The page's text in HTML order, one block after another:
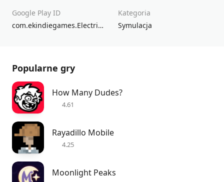
Google Play ID
com.ekindiegames.ElectricTrainsPro
Kategoria
Symulacja
Popularne gry
How Many Dudes?
4.61
Rayadillo Mobile
4.25
Moonlight Peaks